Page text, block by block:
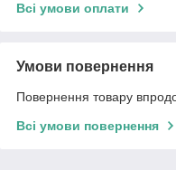
Всі умови оплати
Умови повернення
Повернення товару
Всі умови повернення